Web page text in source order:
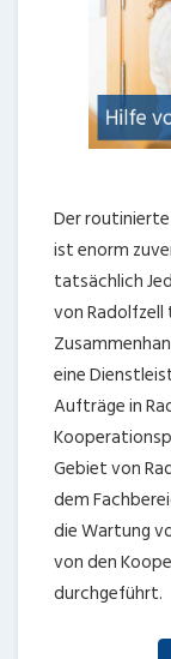
Der
ist enorm
tatsächlich
von
eine
Aufträge in
Gebiet von
dem
die Wartung
von den
durchgeführt.